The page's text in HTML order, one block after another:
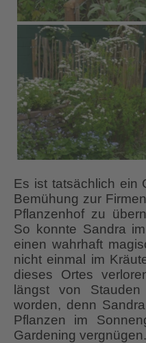
Es ist tatsächlich ein
Bemühung zur
Pflanzenhof zu
So konnte Sandra
einen wahrhaft
nicht einmal im
dieses Ortes
längst von
worden, denn
Pflanzen im
Gardening vergnügen.